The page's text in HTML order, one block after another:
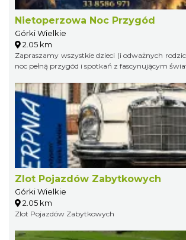
Nietoperzowa Noc Przygód
Górki Wielkie
2.05 km
Zapraszamy wszystkie dzieci (i odważnych
noc pełną przygód i spotkań z fascynującym
Zlot Pojazdów Zabytkowych
Górki Wielkie
2.05 km
Zlot Pojazdów Zabytkowych